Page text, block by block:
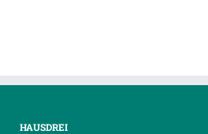
HAUSDREI